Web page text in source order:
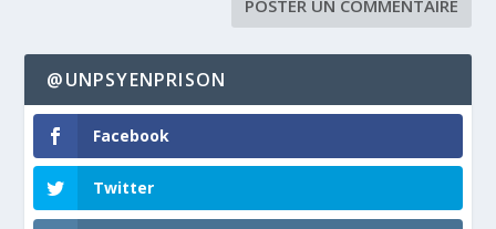
@UNPSYENPRISON
Facebook
Twitter